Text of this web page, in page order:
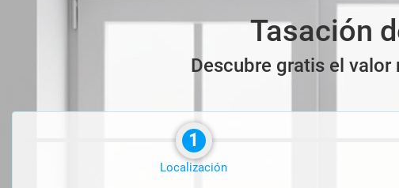
Tasación
Descubre gratis el
1
Localización